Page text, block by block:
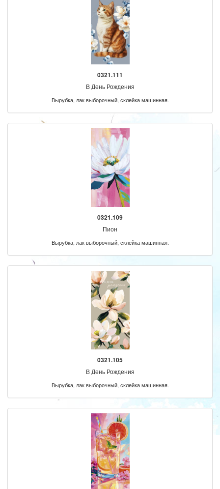
0321.111
В День Рождения
Вырубка, лак выборочный, склейка машинная.
0321.109
Пион
Вырубка, лак выборочный, склейка машинная.
0321.105
В День Рождения
Вырубка, лак выборочный, склейка машинная.